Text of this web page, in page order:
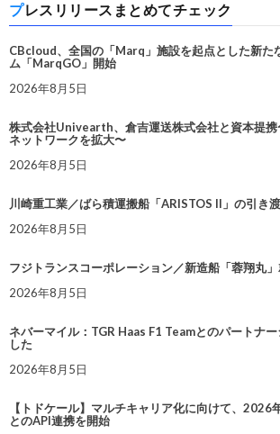
プレスリリースまとめてチェック
CBcloud、全国の「Marq」施設を起点とした新た
ム「MarqGO」開始
2026年8月5日
株式会社Univearth、倉吉運送株式会社と資本提携
ネットワークを拡大〜
2026年8月5日
川崎重工業／ばら積運搬船「ARISTOS II」の引き
2026年8月5日
フジトランスコーポレーション／新造船「蓉翔丸
2026年8月5日
ネバーマイル：TGR Haas F1 Teamとのパートナ
した
2026年8月5日
【トドケール】マルチキャリア化に向けて、2026
とのAPI連携を開始